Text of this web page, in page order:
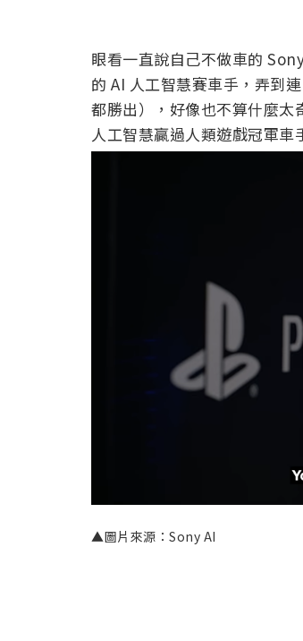
眼看一直說自己不做車的
的 AI 人工智慧賽車手，弄到
都勝出），好像也不算什麼
人工智慧贏過人類遊戲冠軍車
▲圖片來源：Sony AI